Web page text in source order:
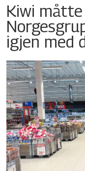
Kiwi måtte
igjen med